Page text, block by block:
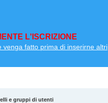
L'ISCRIZIONE
venga fatto prima di inserirne altri
e gruppi di utenti